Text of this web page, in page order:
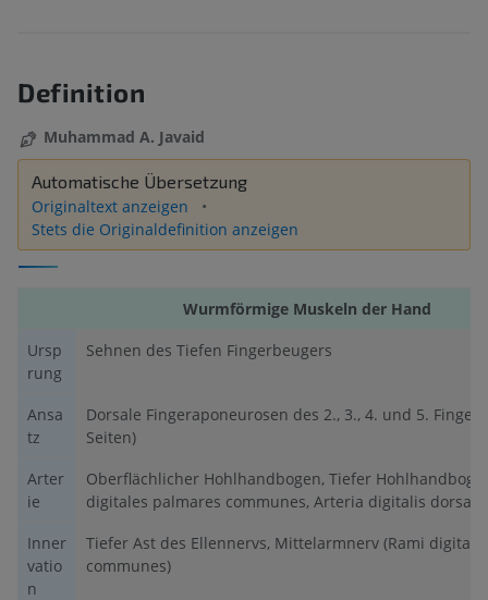
Definition
Muhammad A. Javaid
Automatische Übersetzung
Originaltext anzeigen
Stets die Originaldefinition anzeigen
Wurmförmige Muskeln der Hand
Ursp
rung
Sehnen des Tiefen Fingerbeugers
Ansa
tz
Dorsale Fingeraponeurosen des 2., 3., 4. und 5.
Seiten)
Arter
ie
Oberflächlicher Hohlhandbogen, Tiefer
digitales palmares communes, Arteria digitalis dorsalis
Inner
vatio
n
Tiefer Ast des Ellennervs, Mittelarmnerv (Rami
communes)